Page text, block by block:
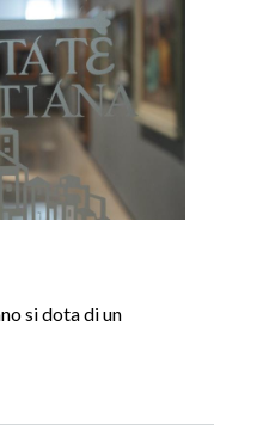
si dota di un